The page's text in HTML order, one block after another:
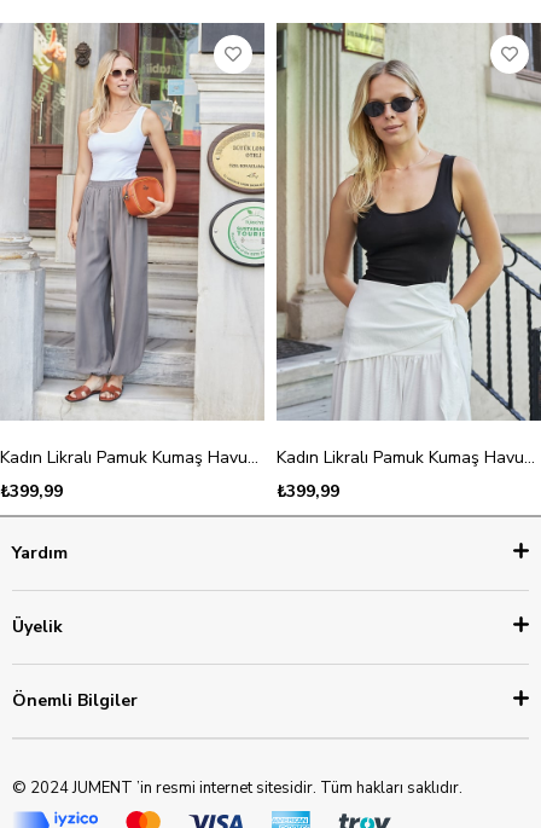
Kadın Likralı Pamuk Kumaş Havuz Yaka Bluz Body-Beyaz
₺399,99
Kadın Likralı Pamuk Kumaş Havuz Yaka Bluz Body-Siyah
₺399,99
Yardım
Üyelik
Önemli Bilgiler
© 2024 JUMENT ’in resmi internet sitesidir. Tüm hakları saklıdır.